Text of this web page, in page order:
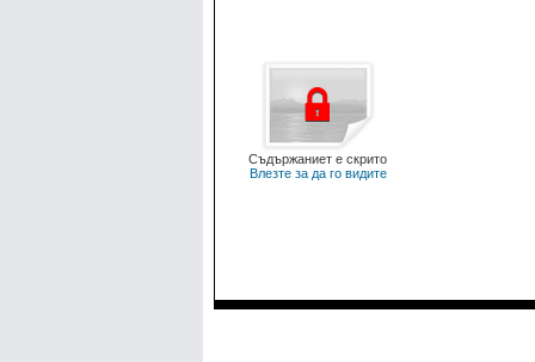
Съдържаниет е скрито
Влезте за да го видите